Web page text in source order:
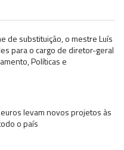
de substituição, o mestre Luís
para o cargo de diretor-geral
Políticas e
levam novos projetos às
o país